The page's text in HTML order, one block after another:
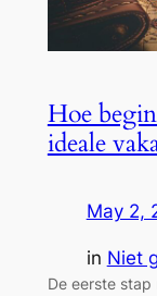
Hoe
ideale
May 2,
in Niet
De eerste